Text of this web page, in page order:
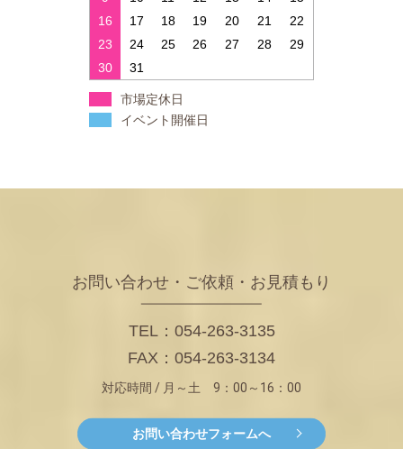
16
17 18 19 20 21
22
23
24 25 26 27 28
29
30
31
市場定休日
イベント開催日
お問い合わせ・ご依頼・お見積もり
TEL：054-263-3135
FAX：054-263-3134
対応時間 / 月～土 9：00～16：00
お問い合わせフォームへ